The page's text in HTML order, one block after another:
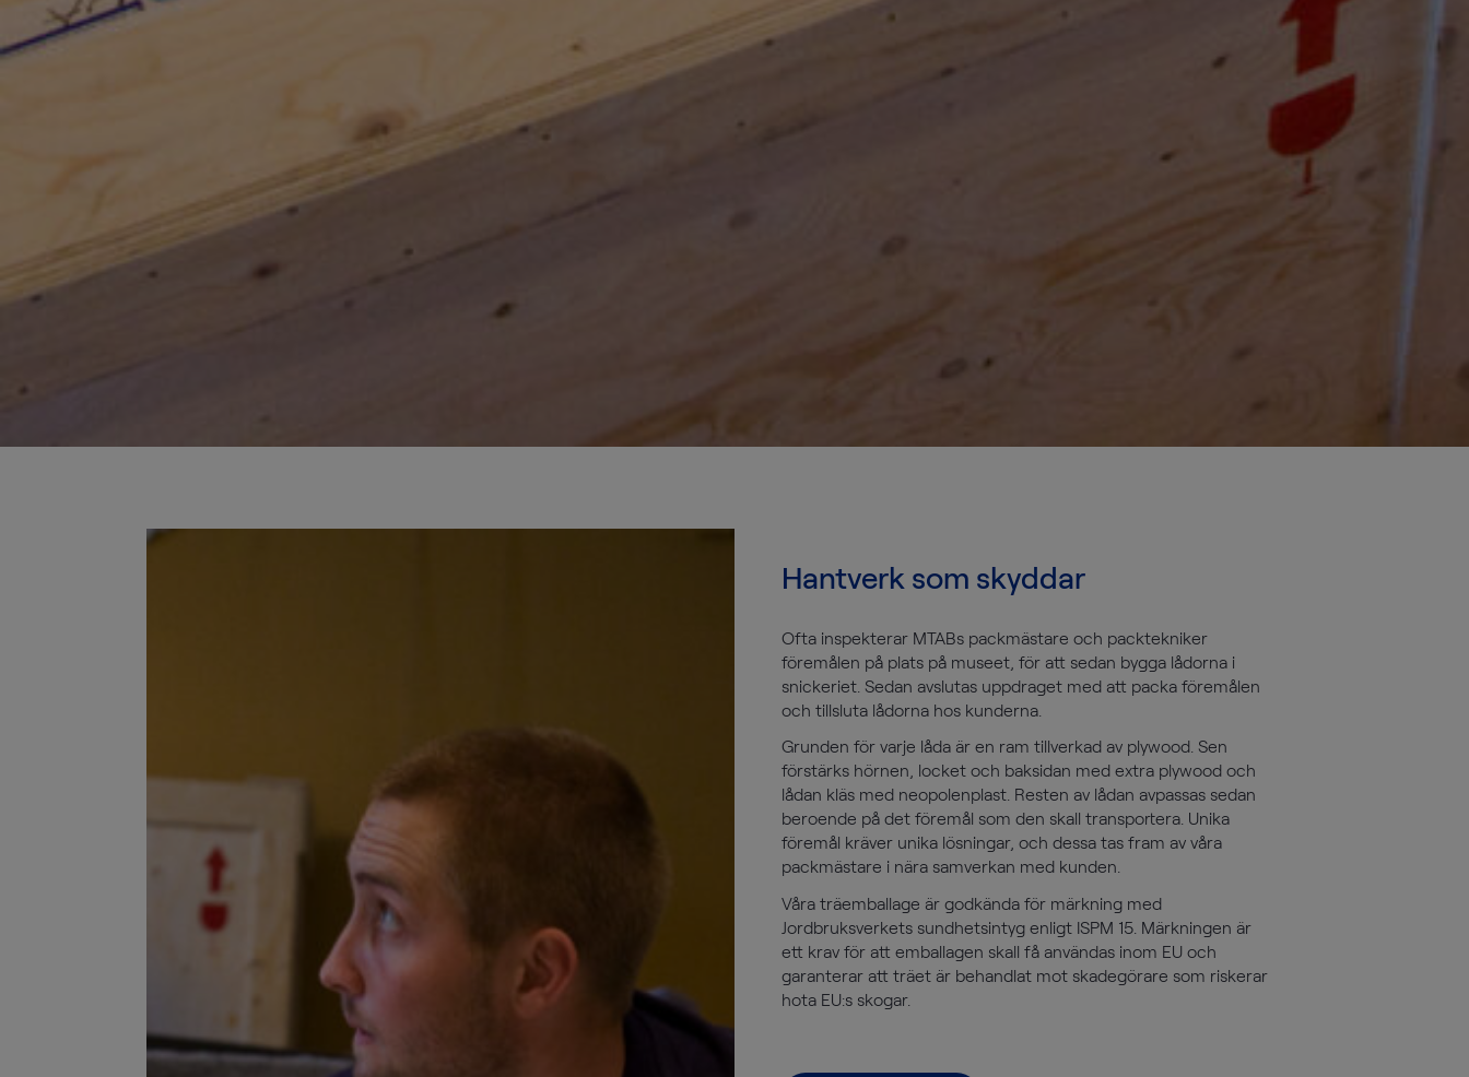
Hantverk som skyddar
Ofta inspekterar MTABs packmästare och packtekniker
föremålen på plats på museet, för att sedan bygga lådorna i
snickeriet. Sedan avslutas uppdraget med att packa föremålen
och tillsluta lådorna hos kunderna.
Grunden för varje låda är en ram tillverkad av plywood. Sen
förstärks hörnen, locket och baksidan med extra plywood och
lådan kläs med neopolenplast. Resten av lådan avpassas sedan
beroende på det föremål som den skall transportera. Unika
föremål kräver unika lösningar, och dessa tas fram av våra
packmästare i nära samverkan med kunden.
Våra träemballage är godkända för märkning med
Jordbruksverkets sundhetsintyg enligt ISPM 15. Märkningen är
ett krav för att emballagen skall få användas inom EU och
garanterar att träet är behandlat mot skadegörare som riskerar
hota EU:s skogar.